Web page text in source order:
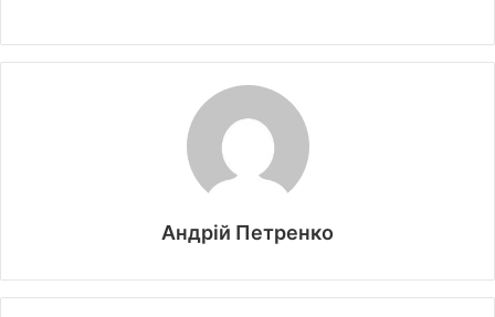
Андрій Петренко